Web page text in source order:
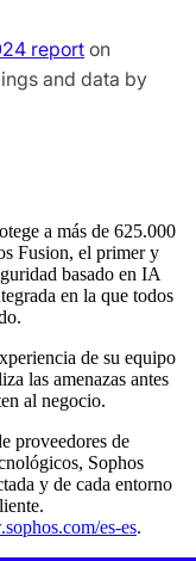
report on
and data by
a más de 625.000
Fusion, el primer y
basado en IA
en la que todos
de su equipo
las amenazas antes
al negocio.
proveedores de
Sophos
y de cada entorno
es-es.